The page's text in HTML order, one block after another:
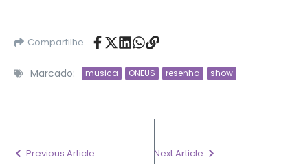
Compartilhe
Marcado: musica ONEUS resenha show
Previous Article Next Article